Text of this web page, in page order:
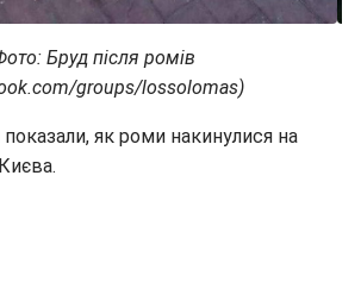
Бруд після ромів
groups/lossolomas)
як роми накинулися на